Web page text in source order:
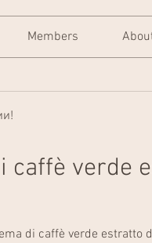
Members
caffè verde
di caffè verde estratto